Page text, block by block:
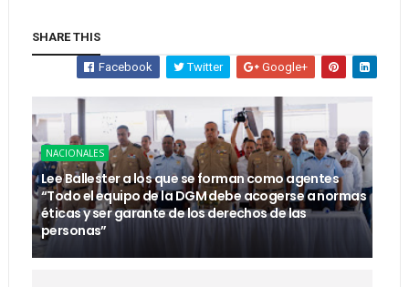
SHARE THIS
Facebook Twitter Google+
NACIONALES
Lee Ballester a los que se forman como agentes
“Todo el equipo de la DGM debe acogerse a normas
éticas y ser garante de los derechos de las
personas”